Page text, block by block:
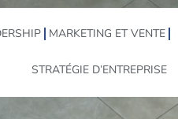
MARKETING ET VENTE
STRATÉGIE D’ENTREPRISE